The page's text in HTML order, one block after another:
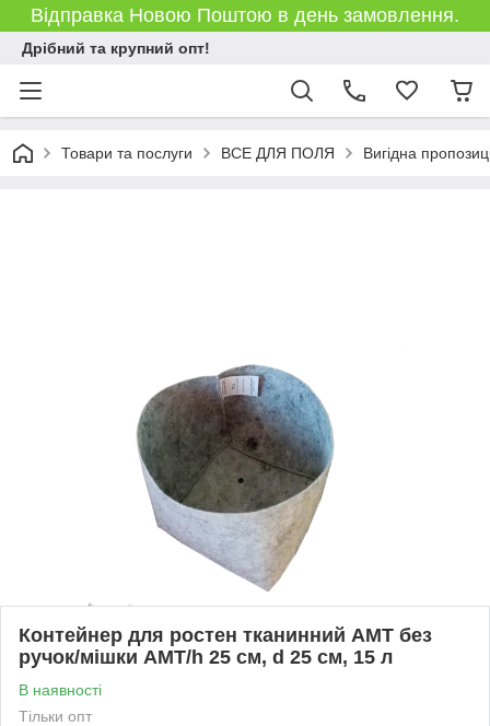
Відправка Новою Поштою в день замовлення.
Дрібний та крупний опт!
Товари та послуги ВСЕ ДЛЯ ПОЛЯ Вигідна
Контейнер для ростен тканинний АМТ без
ручок/мішки АМТ/h 25 см, d 25 см, 15 л
В наявності
Тільки опт